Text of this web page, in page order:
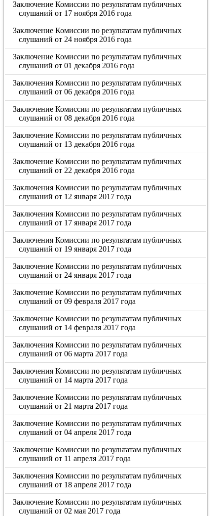
Заключение Комиссии по результатам публичных
слушаний от 17 ноября 2016 года
Заключение Комиссии по результатам публичных
слушаний от 24 ноября 2016 года
Заключение Комиссии по результатам публичных
слушаний от 01 декабря 2016 года
Заключения Комиссии по результатам публичных
слушаний от 06 декабря 2016 года
Заключение Комиссии по результатам публичных
слушаний от 08 декабря 2016 года
Заключение Комиссии по результатам публичных
слушаний от 13 декабря 2016 года
Заключение Комиссии по результатам публичных
слушаний от 22 декабря 2016 года
Заключения Комиссии по результатам публичных
слушаний от 12 января 2017 года
Заключения Комиссии по результатам публичных
слушаний от 17 января 2017 года
Заключения Комиссии по результатам публичных
слушаний от 19 января 2017 года
Заключение Комиссии по результатам публичных
слушаний от 24 января 2017 года
Заключение Комиссии по результатам публичных
слушаний от 09 февраля 2017 года
Заключение Комиссии по результатам публичных
слушаний от 14 февраля 2017 года
Заключения Комиссии по результатам публичных
слушаний от 06 марта 2017 года
Заключения Комиссии по результатам публичных
слушаний от 14 марта 2017 года
Заключение Комиссии по результатам публичных
слушаний от 21 марта 2017 года
Заключение Комиссии по результатам публичных
слушаний от 04 апреля 2017 года
Заключение Комиссии по результатам публичных
слушаний от 11 апреля 2017 года
Заключения Комиссии по результатам публичных
слушаний от 18 апреля 2017 года
Заключение Комиссии по результатам публичных
слушаний от 02 мая 2017 года